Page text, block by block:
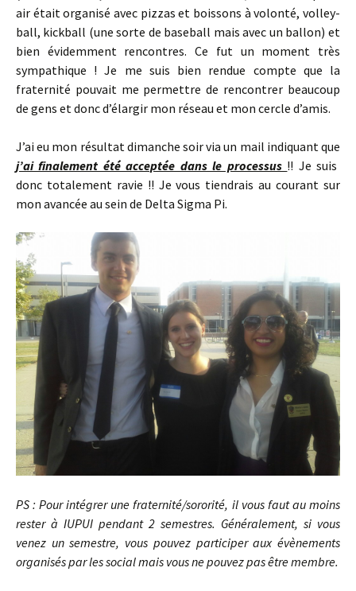
air était organisé avec pizzas et boissons à volonté, volley-
ball, kickball (une sorte de baseball mais avec un ballon) et
bien évidemment rencontres. Ce fut un moment très
sympathique ! Je me suis bien rendue compte que la
fraternité pouvait me permettre de rencontrer beaucoup
de gens et donc d’élargir mon réseau et mon cercle d’amis.
J’ai eu mon résultat dimanche soir via un mail indiquant que
j’ai finalement été acceptée dans le processus !! Je suis
donc totalement ravie !! Je vous tiendrais au courant sur
mon avancée au sein de Delta Sigma Pi.
PS : Pour intégrer une fraternité/sororité, il vous faut au moins
rester à IUPUI pendant 2 semestres. Généralement, si vous
venez un semestre, vous pouvez participer aux évènements
organisés par les social mais vous ne pouvez pas être membre.